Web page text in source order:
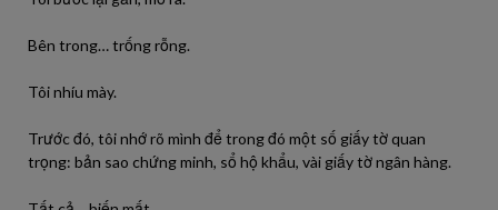
Bên trong… trống rỗng.
Tôi nhíu mày.
Trước đó, tôi nhớ rõ mình để trong đó một số giấy tờ quan
trọng: bản sao chứng minh, sổ hộ khẩu, vài giấy tờ ngân hàng.